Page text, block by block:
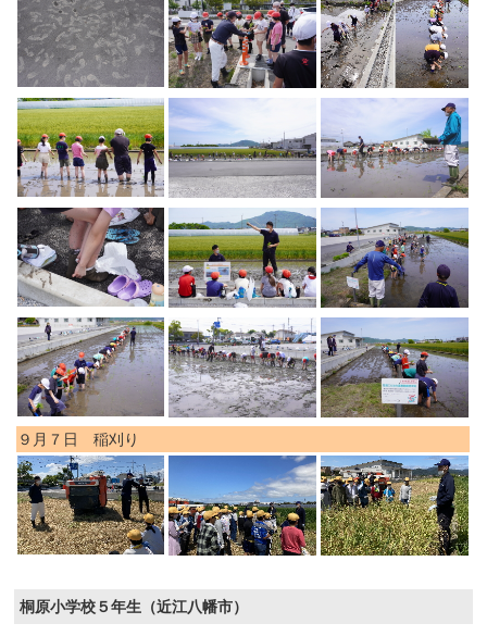
９月７日 稲刈り
桐原小学校５年生（近江八幡市）